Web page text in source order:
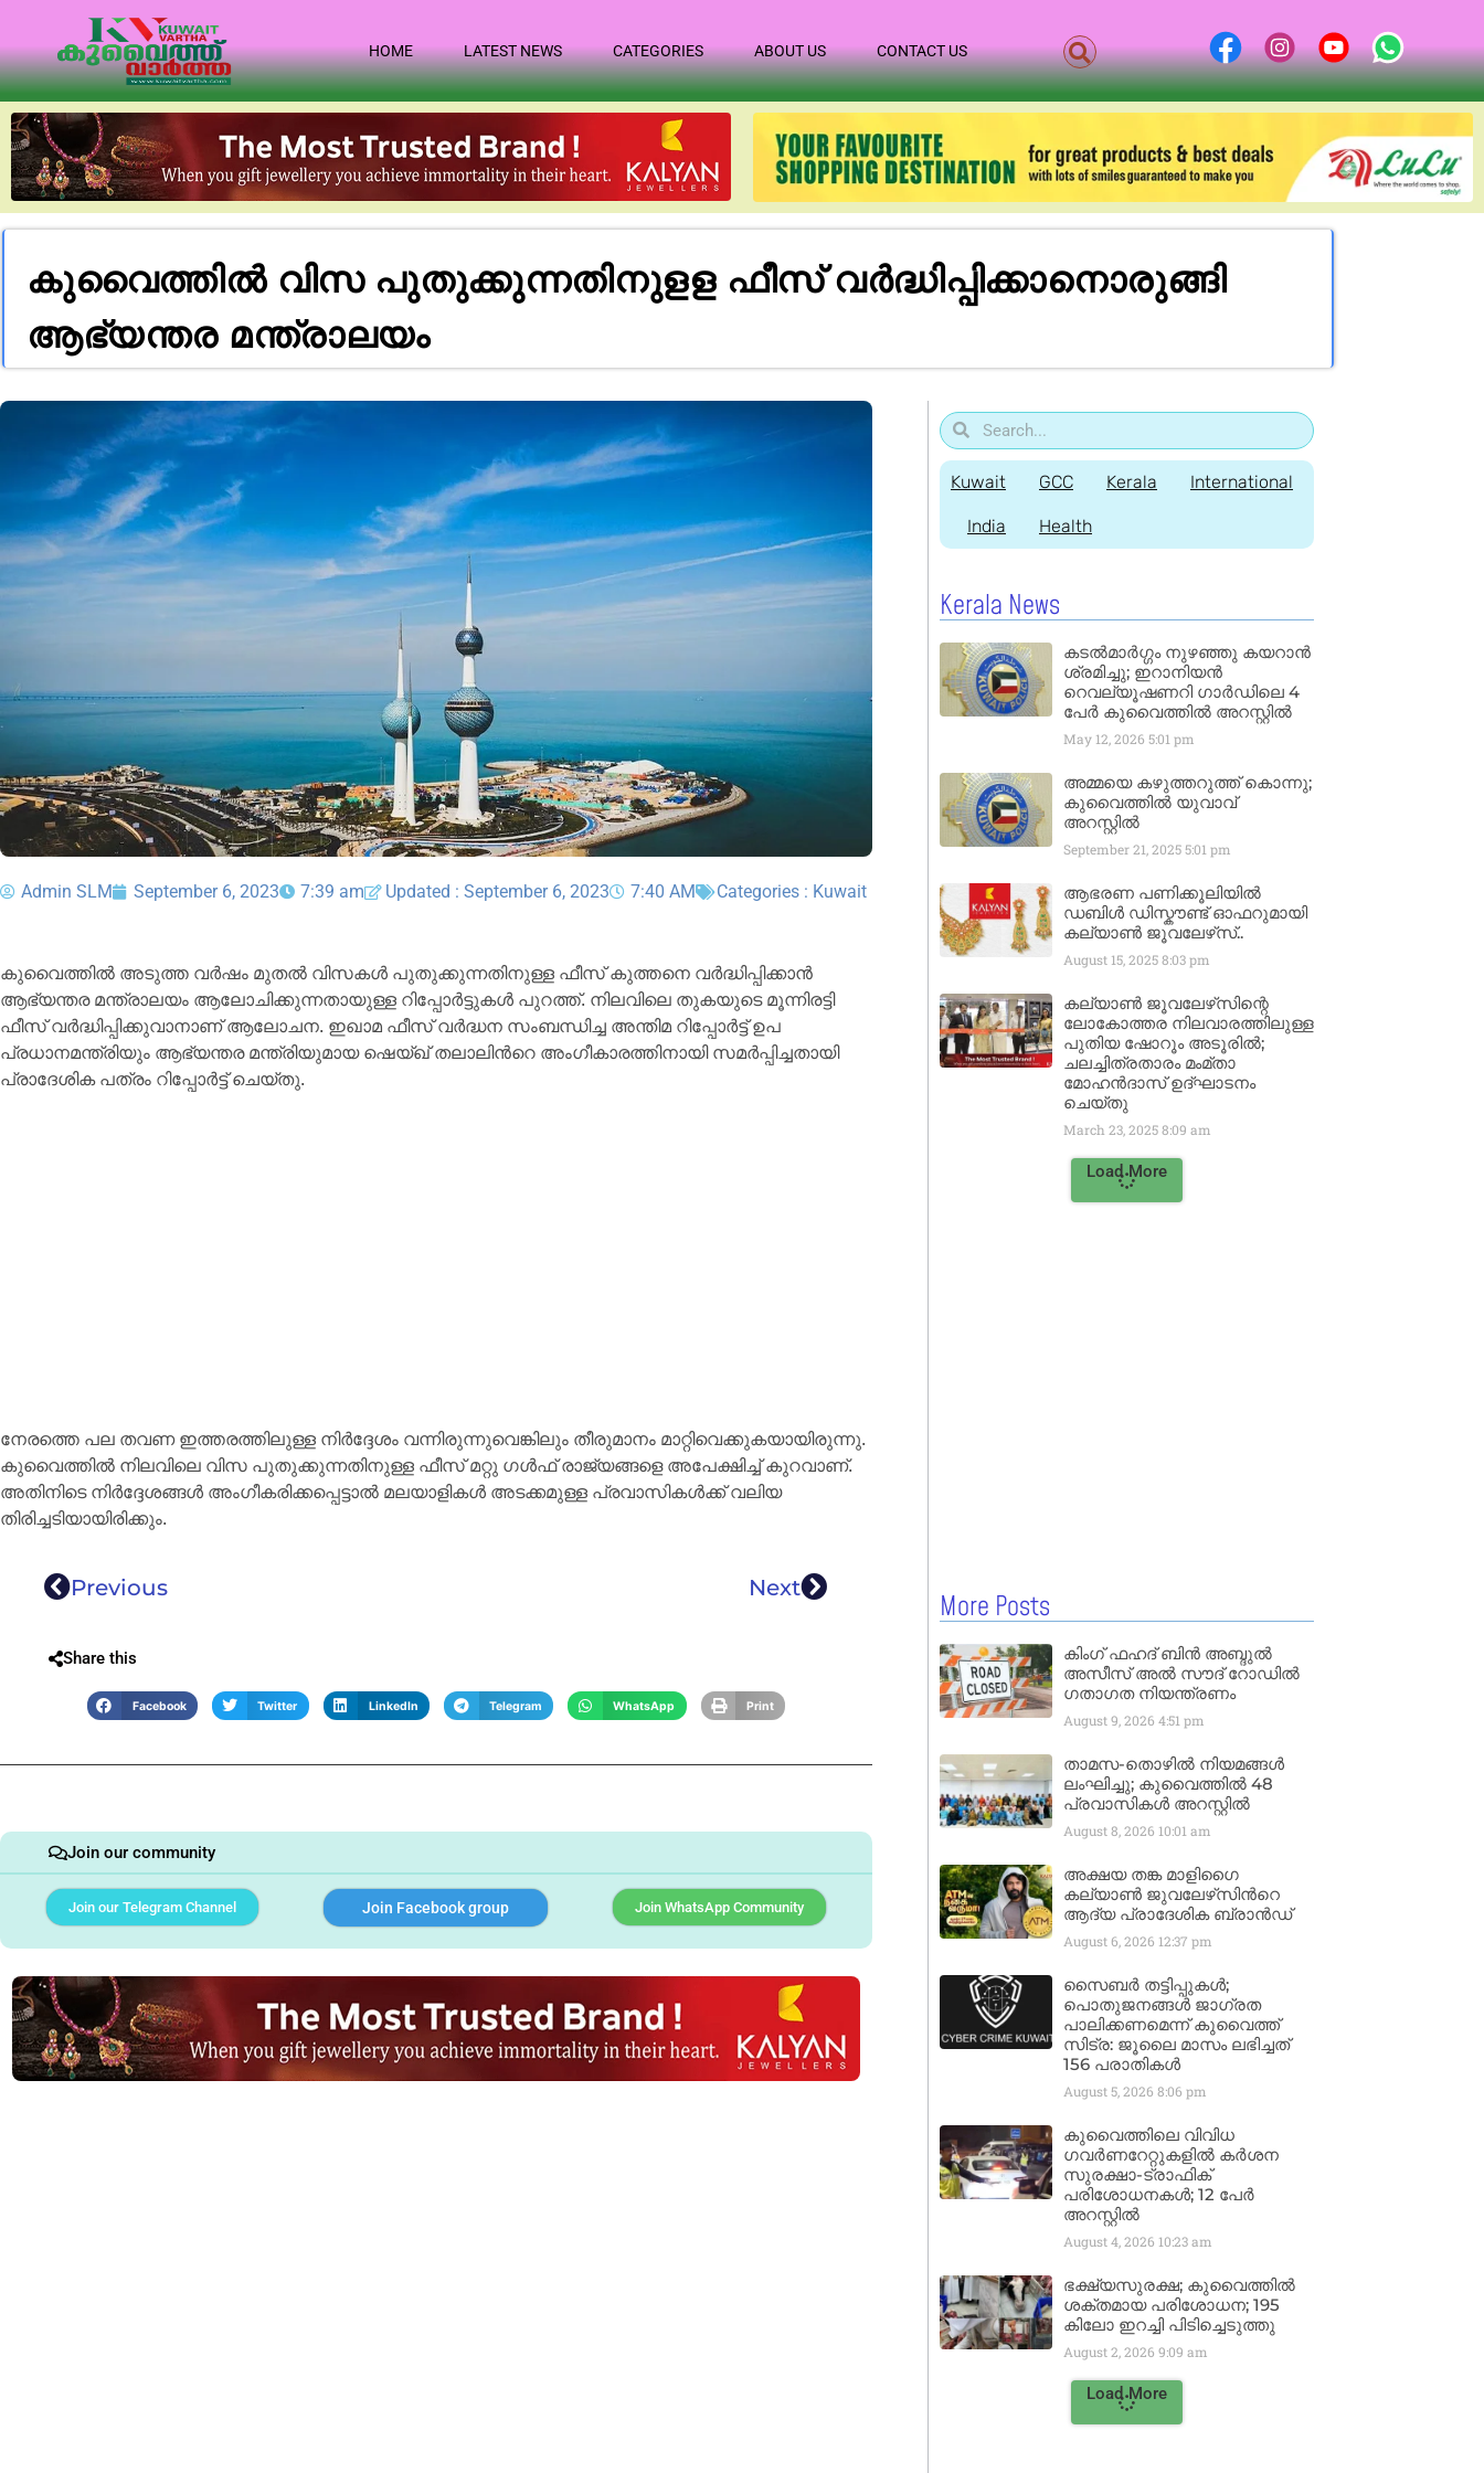
HOME LATEST NEWS CATEGORIES ABOUT US CONTACT US
കുവൈത്തില്‍ വിസ പുതുക്കുന്നതിനുളള ഫീസ് വര്‍ദ്ധിപ്പിക്കാനൊരുങ്ങി
ആഭ്യന്തര മന്ത്രാലയം
Admin SLM September 6, 2023 7:39 am Updated : September 6, 2023 7:40 AM Categories : Kuwait
കുവൈത്തിൽ അടുത്ത വർഷം മുതൽ വിസകൾ പുതുക്കുന്നതിനുള്ള ഫീസ്‌ കുത്തനെ വർദ്ധിപ്പിക്കാൻ
ആഭ്യന്തര മന്ത്രാലയം ആലോചിക്കുന്നതായുള്ള റിപ്പോർട്ടുകൾ പുറത്ത്. നിലവിലെ തുകയുടെ മൂന്നിരട്ടി
ഫീസ്‌ വർദ്ധിപ്പിക്കുവാനാണ് ആലോചന. ഇഖാമ ഫീസ്‌ വർദ്ധന സംബന്ധിച്ച അന്തിമ റിപ്പോർട്ട് ഉപ
പ്രധാനമന്ത്രിയും ആഭ്യന്തര മന്ത്രിയുമായ ഷെയ്ഖ്‌ തലാലിൻറെ അംഗീകാരത്തിനായി സമർപ്പിച്ചതായി
പ്രാദേശിക പത്രം റിപ്പോർട്ട് ചെയ്തു.
നേരത്തെ പല തവണ ഇത്തരത്തിലുള്ള നിർദ്ദേശം വന്നിരുന്നുവെങ്കിലും തീരുമാനം മാറ്റിവെക്കുകയായിരുന്നു.
കുവൈത്തിൽ നിലവിലെ വിസ പുതുക്കുന്നതിനുള്ള ഫീസ് മറ്റു ഗൾഫ് രാജ്യങ്ങളെ അപേക്ഷിച്ച് കുറവാണ്.
അതിനിടെ നിർദ്ദേശങ്ങൾ അംഗീകരിക്കപ്പെട്ടാൽ മലയാളികൾ അടക്കമുള്ള പ്രവാസികൾക്ക് വലിയ
തിരിച്ചടിയായിരിക്കും.
Previous Next
Share this
Facebook Twitter LinkedIn Telegram WhatsApp Print
Join our community
Join our Telegram Channel Join Facebook group Join WhatsApp Community
Kuwait GCC Kerala International
India Health
Kerala News
കടൽമാർഗ്ഗം നുഴഞ്ഞു കയറാൻ
ശ്രമിച്ചു; ഇറാനിയൻ
റെവല്യൂഷണറി ഗാർഡിലെ 4
പേർ കുവൈത്തിൽ അറസ്റ്റിൽ
May 12, 2026 5:01 pm
അമ്മയെ കഴുത്തറുത്ത് കൊന്നു;
കുവൈത്തിൽ യുവാവ്
അറസ്റ്റിൽ
September 21, 20255:01 pm
ആഭരണ പണിക്കൂലിയിൽ
ഡബിൾ ഡിസ്കൗണ്ട് ഓഫറുമായി
കല്യാൺ ജൂവലേഴ്‌സ്..
August 15, 20258:03 pm
കല്യാൺ ജൂവലേഴ്‌സിന്റെ
ലോകോത്തര നിലവാരത്തിലുള്ള
പുതിയ ഷോറൂം അടൂരിൽ;
ചലച്ചിത്രതാരം മംമ്താ
മോഹൻദാസ് ഉദ്ഘാടനം
ചെയ്‌തു
March 23, 20258:09 am
Load More
More Posts
കിംഗ് ഫഹദ് ബിൻ അബ്ദുൽ
അസീസ് അൽ സൗദ് റോഡിൽ
ഗതാഗത നിയന്ത്രണം
August 9, 2026 4:51 pm
താമസ-തൊഴിൽ നിയമങ്ങൾ
ലംഘിച്ചു; കുവൈത്തിൽ 48
പ്രവാസികൾ അറസ്റ്റിൽ
August 8, 2026 10:01 am
അക്ഷയ തങ്ക മാളിഗൈ
കല്യാണ്‍ ജുവലേഴ്‌സിന്‍റെ
ആദ്യ പ്രാദേശിക ബ്രാന്‍ഡ്
August 6, 2026 12:37 pm
സൈബർ തട്ടിപ്പുകൾ;
പൊതുജനങ്ങൾ ജാഗ്രത
പാലിക്കണമെന്ന് കുവൈത്ത്
സിട്ര: ജൂലൈ മാസം ലഭിച്ചത്
156 പരാതികൾ
August 5, 2026 8:06 pm
കുവൈത്തിലെ വിവിധ
ഗവർണറേറ്റുകളിൽ കർശന
സുരക്ഷാ-ട്രാഫിക്
പരിശോധനകൾ; 12 പേർ
അറസ്റ്റിൽ
August 4, 2026 10:23 am
ഭക്ഷ്യസുരക്ഷ; കുവൈത്തിൽ
ശക്തമായ പരിശോധന; 195
കിലോ ഇറച്ചി പിടിച്ചെടുത്തു
August 2, 2026 9:09 am
Load More